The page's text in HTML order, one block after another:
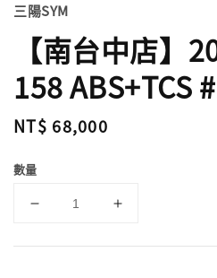
三陽SYM
【南台中店】
158 ABS+TCS
Regular
NT$ 68,000
數量